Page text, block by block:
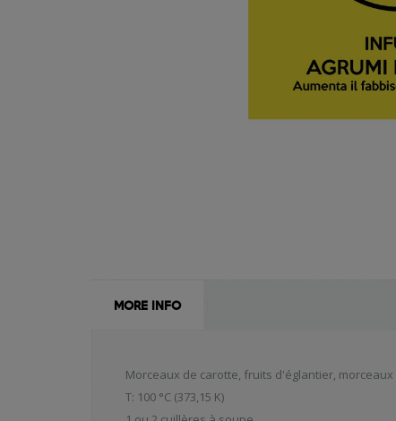
MORE INFO
Morceaux de carotte, fruits d'églantier,
T: 100 °C (373,15 K)